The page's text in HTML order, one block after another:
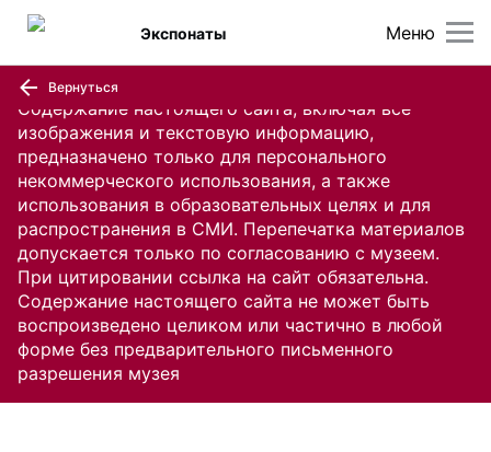
Содержание настоящего сайта, включая все
изображения и текстовую информацию,
предназначено только для персонального
некоммерческого использования, а также
использования в образовательных целях и для
распространения в СМИ. Перепечатка материалов
допускается только по согласованию с музеем.
При цитировании ссылка на сайт обязательна.
Содержание настоящего сайта не может быть
воспроизведено целиком или частично в любой
форме без предварительного письменного
разрешения музея
Меню
Экспонаты
Вернуться